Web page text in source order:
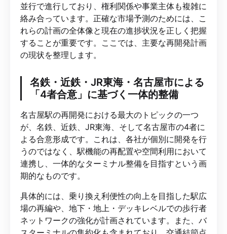
並行で進行しており、権利関係や事業主体も複雑に
絡み合っています。正確な市場予測のためには、こ
れらの計画の全体像と現在の進捗状況を正しく把握
することが重要です。ここでは、主要な再開発計画
の現状を整理します。
名鉄・近鉄・JR東海・名古屋市による
「4者合意」に基づく一体的整備
名古屋駅の再開発における最大のトピックの一つ
が、名鉄、近鉄、JR東海、そして名古屋市の4者に
よる合意形成です。これは、各社が個別に開発を行
うのではなく、駅機能の再配置や空間利用において
連携し、一体的なターミナル整備を目指すという画
期的なものです。
具体的には、乗り換え利便性の向上を目指した駅広
場の再編や、地下・地上・デッキレベルでの歩行者
ネットワークの強化が計画されています。また、バ